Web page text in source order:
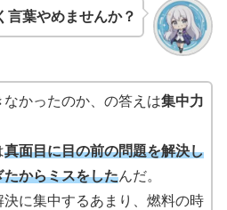
言葉やめませんか？
なかったのか、の答えは集中力
真面目に目の前の問題を解決し
たからミスをしたんだ。
決に集中するあまり、燃料の時